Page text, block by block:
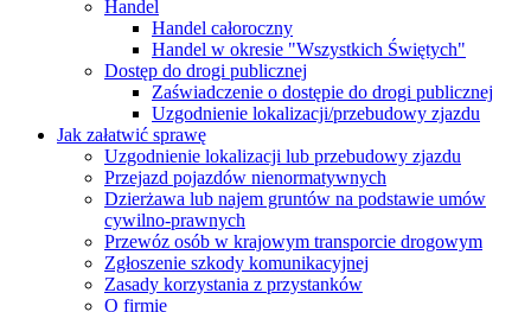
Handel
Handel całoroczny
Handel w okresie "Wszystkich Świętych"
Dostęp do drogi publicznej
Zaświadczenie o dostępie do drogi publicznej
Uzgodnienie lokalizacji/przebudowy zjazdu
Jak załatwić sprawę
Uzgodnienie lokalizacji lub przebudowy zjazdu
Przejazd pojazdów nienormatywnych
Dzierżawa lub najem gruntów na podstawie umów
cywilno-prawnych
Przewóz osób w krajowym transporcie drogowym
Zgłoszenie szkody komunikacyjnej
Zasady korzystania z przystanków
O firmie